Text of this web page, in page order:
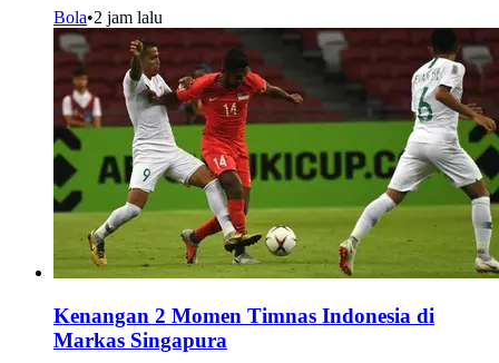
Bola•2 jam lalu
Kenangan 2 Momen Timnas Indonesia di
Markas Singapura